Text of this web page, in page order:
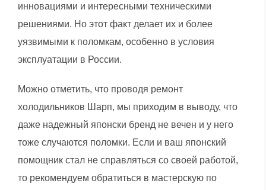
инновациями и интересными техническими
решениями. Но этот факт делает их и более
уязвимыми к поломкам, особенно в условия
эксплуатации в России.
Можно отметить, что проводя ремонт
холодильников Шарп, мы приходим в выводу, что
даже надежный японски бренд не вечен и у него
тоже случаются поломки. Если и ваш японский
помощник стал не справляться со своей работой,
то рекомендуем обратиться в мастерскую по